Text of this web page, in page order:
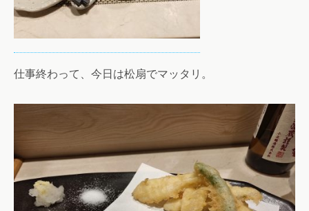
仕事終わって、今日は松扇でマッタリ。